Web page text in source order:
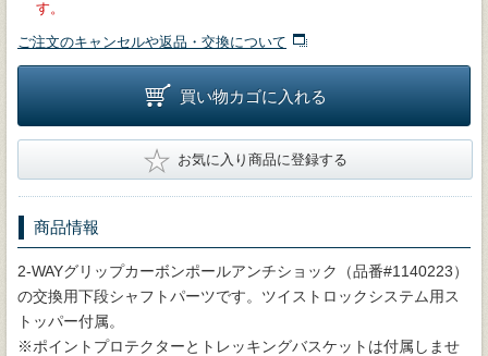
す。
ご注文のキャンセルや返品・交換について
買い物カゴに入れる
★ お気に入り商品に登録する
商品情報
2-WAYグリップカーボンポールアンチショック（品番#1140223）
の交換用下段シャフトパーツです。ツイストロックシステム用ス
トッパー付属。
※ポイントプロテクターとトレッキングバスケットは付属しませ